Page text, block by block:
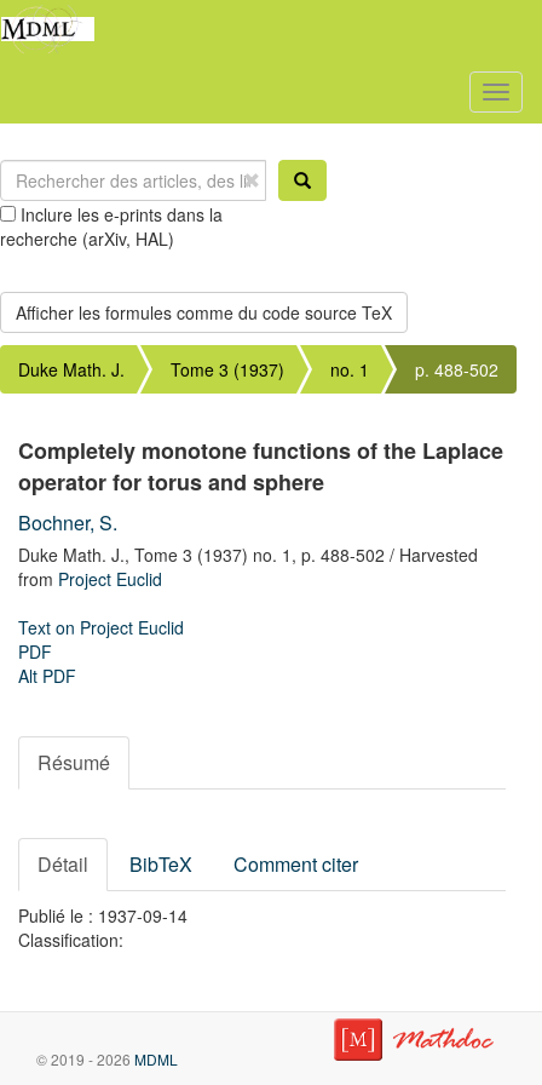
Inclure les e-prints dans la
recherche (arXiv, HAL)
Duke Math. J. Tome 3 (1937) no. 1 p. 488-502
Completely monotone functions of the Laplace
operator for torus and sphere
Bochner, S.
Duke Math. J., Tome 3 (1937) no. 1, p. 488-502 / Harvested
from Project Euclid
Text on Project Euclid
PDF
Alt PDF
Résumé
Détail BibTeX Comment citer
Publié le : 1937-09-14
Classification:
© 2019 - 2026 MDML